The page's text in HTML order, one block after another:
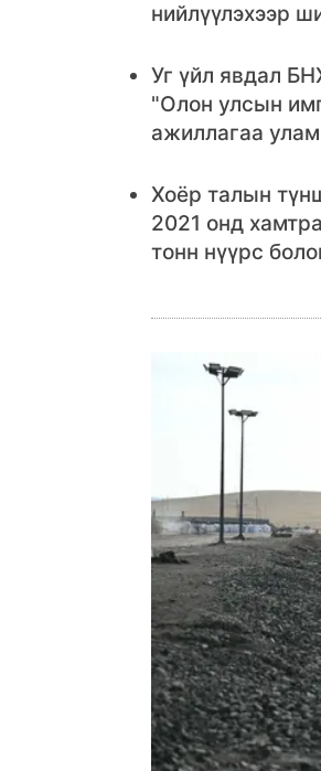
нийлүүлэхээр
Уг үйл явдал
"Олон улсын
ажиллагаа
Хоёр талын
2021 онд
тонн нүүрс